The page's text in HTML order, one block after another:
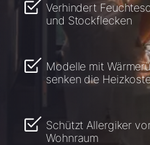
Verhindert
und Stockflecken
Modelle mit
senken die
Schützt Allergiker
Wohnraum